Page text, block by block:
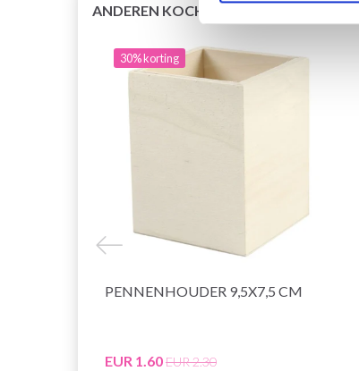
ANDEREN KOCHTEN OOK
30% korting
PENNENHOUDER 9,5X7,5 CM
EUR 1.60EUR 2.30